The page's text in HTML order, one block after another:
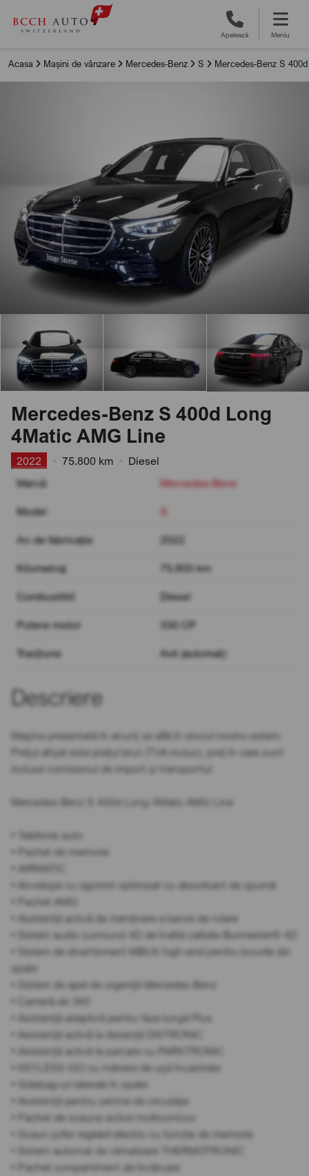
Apelează Meniu
Acasa Mașini de vânzare Mercedes-Benz S Mercedes-Benz S
Mercedes-Benz S 400d Long
4Matic AMG Line
2022 75.800 km
Diesel
Marcă
Mercedes-Benz
Model S
An de fabricație 2022
Kilometraj 75.800 km
Combustibil Diesel
Putere motor 330 CP
Tracțiune 4x4 (automat)
Descriere
Mașina prezentată în anunț se află în stocul nostru extern.
Prețul afișat este prețul brut (TVA inclus), preț în care sunt
incluse comisionul de import și transportul.
Mercedes-Benz S 400d Long 4Matic AMG Line
• Telefonie auto
• Pachet de memorie
• AIRMATIC
• Anvelope cu zgomot optimizat cu absorbant de spumă
• Pachet AMG
• Asistență activă de menținere a benzii de rulare
• Sistem audio surround 4D de înaltă calitate Burmester® 4D
• Sistem de divertisment MBUX high-end pentru locurile din
spate
• Sistem de apel de urgență Mercedes-Benz
• Cameră de 360
• Asistență adaptivă pentru faza lungă Plus
• Asistență activă la distanță DISTRONIC
• Asistență activă la parcare cu PARKTRONIC
• KEYLESS-GO cu mânere de ușă încastrate
• Sidebag-uri laterale în spate
• Asistență pentru semne de circulație
• Pachet de scaune active multicontour
• Scaun șofer reglabil electric cu funcție de memorie
• Sistem automat de climatizare THERMOTRONIC
• Pachet compartiment de încărcare